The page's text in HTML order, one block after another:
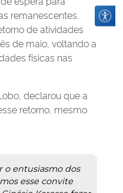
remanescentes.
de atividades
de maio, voltando a
físicas nas
declarou que a
retorno, mesmo
o entusiasmo dos
esse convite